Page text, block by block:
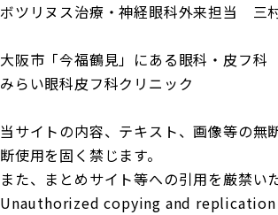
ム
医療機器紹介
一般診療
硝子体手術
緑内障手術
斜視手術
ブログ
ボツリヌス治療・神経眼科外来担当 三
大阪市「今福鶴見」にある眼科・皮フ科
みらい眼科皮フ科クリニック
当サイトの内容、テキスト、画像等の無
断使用を固く禁じます。
また、まとめサイト等への引用を厳禁い
Unauthorized copying and